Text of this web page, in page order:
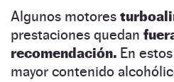
Algunos motores
prestaciones quedan
recomendación. En
mayor contenido